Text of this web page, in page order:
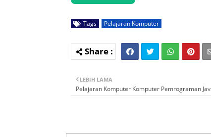
Tags Pelajaran Komputer
LEBIH LAMA
Pelajaran Komputer Komputer Pemrograman